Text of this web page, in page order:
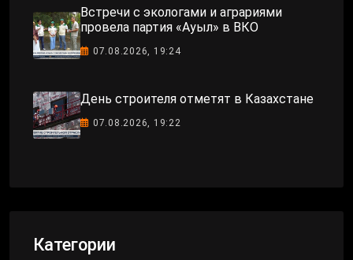
Встречи с экологами и аграриями
провела партия «Ауыл» в ВКО
07.08.2026, 19:24
День строителя отметят в Казахстане
07.08.2026, 19:22
Категории